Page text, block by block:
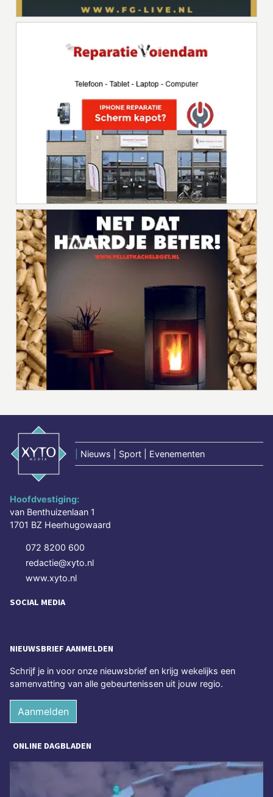
Nieuws | Sport | Evenementen
Hoofdvestiging:
van Benthuizenlaan 1
1701 BZ Heerhugowaard
072 8200 600
redactie@xyto.nl
www.xyto.nl
SOCIAL MEDIA
NIEUWSBRIEF AANMELDEN
Schrijf je in voor onze nieuwsbrief en krijg wekelijks een
samenvatting van alle gebeurtenissen uit jouw regio.
Aanmelden
ONLINE DAGBLADEN